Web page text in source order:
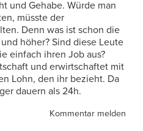
und Gehabe. Würde man
müsste der
Denn was ist schon die
höher? Sind diese Leute
einfach ihren Job aus?
und erwirtschaftet mit
Lohn, den ihr bezieht. Da
dauern als 24h.
Kommentar melden